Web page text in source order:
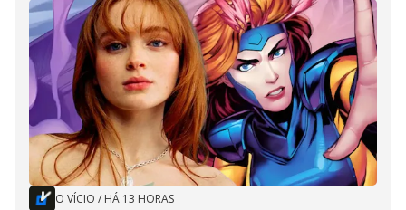
O VÍCIO / HÁ 13 HORAS